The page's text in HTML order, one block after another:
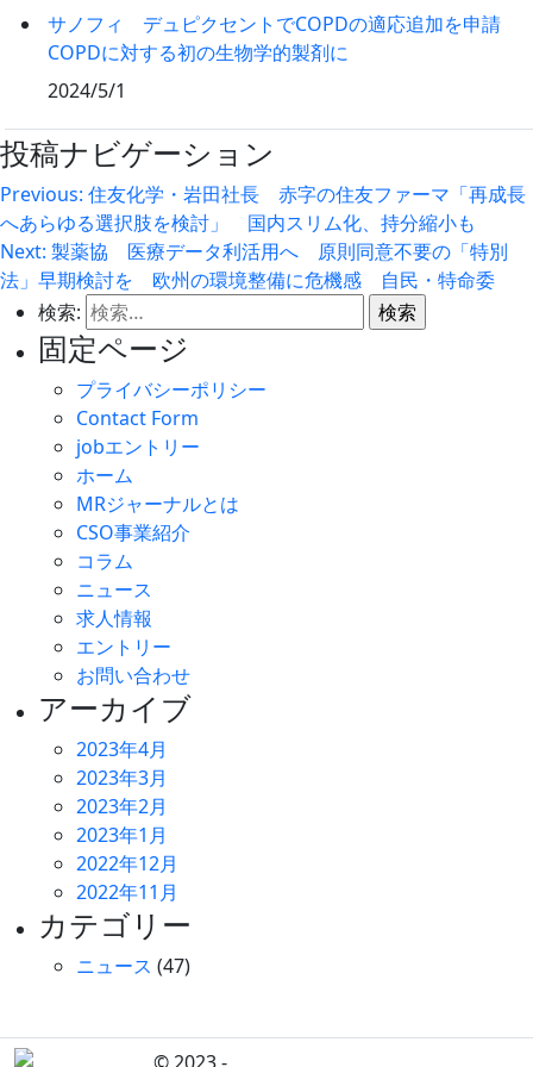
サノフィ デュピクセントでCOPDの適応追加を申請
COPDに対する初の生物学的製剤に
2024/5/1
投稿ナビゲーション
Previous: 住友化学・岩田社長 赤字の住友ファーマ「再成長
へあらゆる選択肢を検討」 国内スリム化、持分縮小も
Next: 製薬協 医療データ利活用へ 原則同意不要の「特別
法」早期検討を 欧州の環境整備に危機感 自民・特命委
検索:
固定ページ
プライバシーポリシー
Contact Form
jobエントリー
ホーム
MRジャーナルとは
CSO事業紹介
コラム
ニュース
求人情報
エントリー
お問い合わせ
アーカイブ
2023年4月
2023年3月
2023年2月
2023年1月
2022年12月
2022年11月
カテゴリー
ニュース (47)